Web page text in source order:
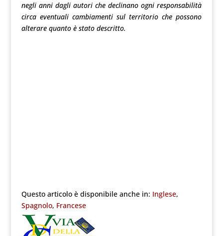
negli anni dagli autori che declinano ogni responsabilità
circa eventuali cambiamenti sul territorio che possono
alterare quanto è stato descritto.
Questo articolo è disponibile anche in: Inglese
Spagnolo Francese